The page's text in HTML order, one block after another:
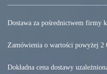
Dostawa za pośrednictwem firmy
Zamówienia o wartości powyżej 2
Dokładna cena dostawy